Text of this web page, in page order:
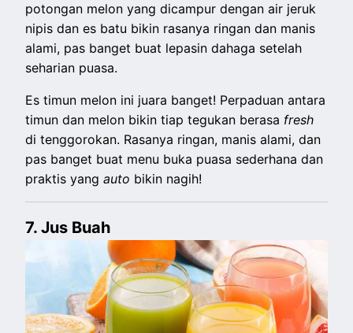
potongan melon yang dicampur dengan air jeruk
nipis dan es batu bikin rasanya ringan dan manis
alami, pas banget buat lepasin dahaga setelah
seharian puasa.
Es timun melon ini juara banget! Perpaduan antara
timun dan melon bikin tiap tegukan berasa fresh
di tenggorokan. Rasanya ringan, manis alami, dan
pas banget buat menu buka puasa sederhana dan
praktis yangauto bikin nagih!
7. Jus Buah